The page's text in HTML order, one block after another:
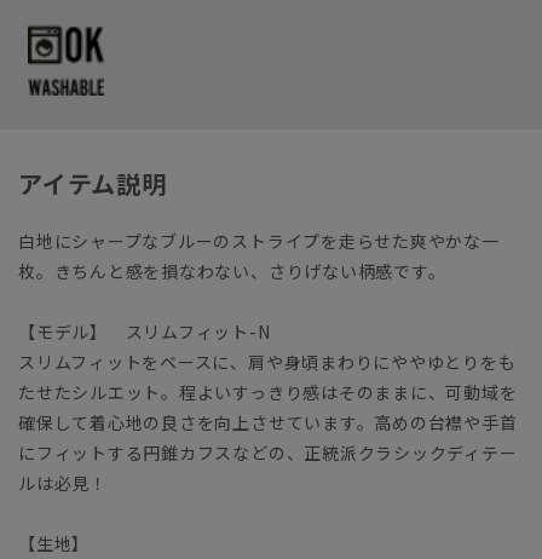
アイテム説明
白地にシャープなブルーのストライプを走らせた爽やかな一
枚。きちんと感を損なわない、さりげない柄感です。
【モデル】 スリムフィット-N
スリムフィットをベースに、肩や身頃まわりにややゆとりをも
たせたシルエット。程よいすっきり感はそのままに、可動域を
確保して着心地の良さを向上させています。高めの台襟や手首
にフィットする円錐カフスなどの、正統派クラシックディテー
ルは必見！
【生地】